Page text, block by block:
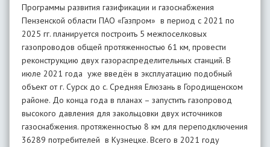
Программы развития газификации и газоснабжения
Пензенской области ПАО «Газпром» в период с 2021 по
2025 гг. планируется построить 5 межпоселковых
газопроводов общей протяженностью 61 км, провести
реконструкцию двух газораспределительных станций. В
июле 2021 года уже введён в эксплуатацию подобный
объект от г. Сурск до с. Средняя Елюзань в Городищенском
районе. До конца года в планах – запустить газопровод
высокого давления для закольцовки двух источников
газоснабжения. протяженностью 8 км для переподключения
36289 потребителей в Кузнецке. Всего в 2021 году